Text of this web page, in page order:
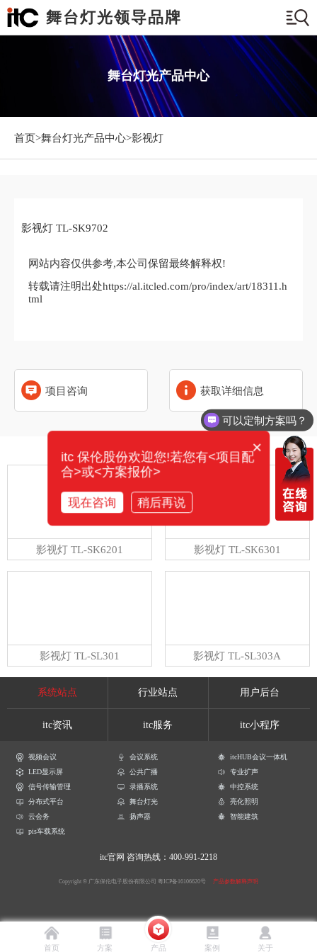
舞台灯光领导品牌
舞台灯光产品中心
首页>舞台灯光产品中心>影视灯
影视灯 TL-SK9702
网站内容仅供参考,本公司保留最终解释权!
转载请注明出处https://al.itcled.com/pro/index/art/18311.h
tml
项目咨询 获取详细信息
相关产品
影视灯 TL-SK6201 影视灯 TL-SK6301
影视灯 TL-SL301 影视灯 TL-SL303A
系统站点 行业站点 用户后台
itc资讯 itc服务 itc小程序
视频会议 会议系统
itcHUB会议一体机
LED显示屏
公共广播
专业扩声
信号传输管理
录播系统
中控系统
分布式平台
舞台灯光
亮化照明
云会务
扬声器
智能建筑
pis车载系统
itc官网 咨询热线：400-991-2218
Copyright © 广东保伦电子股份有限公司 粤ICP备16106620号 产品参数解释声明
首页 方案 产品 案例 关于
可以定制方案吗？
×
itc 保伦股份欢迎您!若您有<项目配
合>或<方案报价>
现在咨询 稍后再说